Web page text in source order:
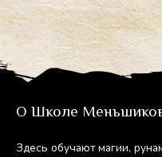
О Школе
Здесь обу­ча­ют ма­гии,